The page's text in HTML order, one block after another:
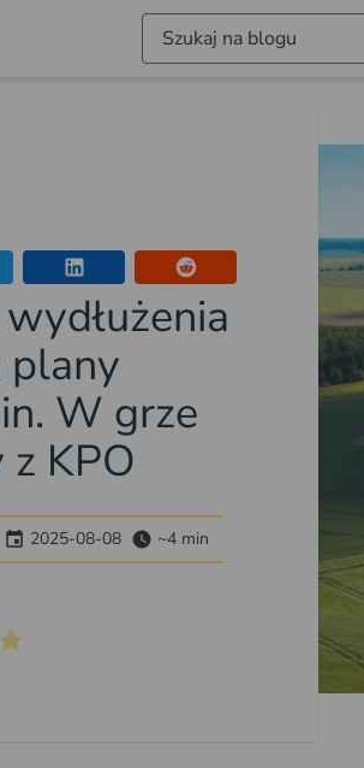
Szukaj na blogu
plany
W grze
KPO
2025-08-08 ~4 min